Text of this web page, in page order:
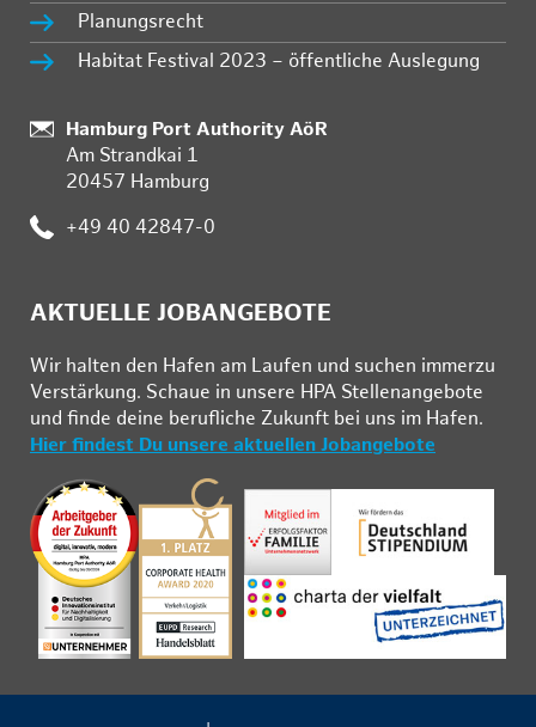
Planungsrecht
Habitat Festival 2023 – öffentliche Auslegung
Standort:
Hamburg Port Authority AöR
Am Strandkai 1
20457 Hamburg
Telefon:
+49 40 42847-0
AKTUELLE JOBANGEBOTE
Wir hal­ten den Ha­fen am Lau­fen und su­chen im­mer­zu
Ver­stär­kung. Schau­e in un­se­re HPA Stel­len­an­ge­bo­te
und fin­de deine be­ruf­li­che Zu­kunft bei uns im Ha­fen.
Hier findest Du unsere aktuellen Jobangebote